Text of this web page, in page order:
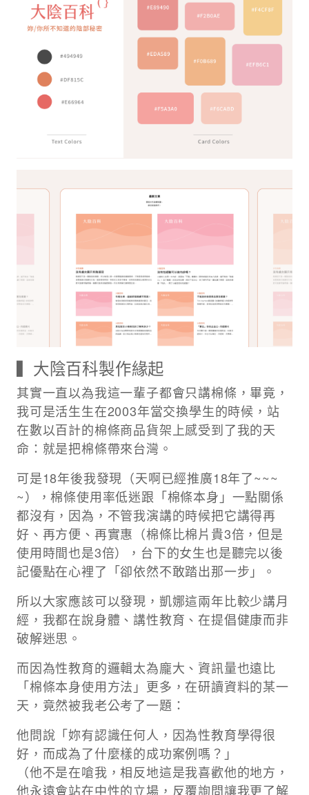
▍大陰百科製作緣起
其實一直以為我這一輩子都會只講棉條，畢竟，
我可是活生生在2003年當交換學生的時候，站
在數以百計的棉條商品貨架上感受到了我的天
命：就是把棉條帶來台灣。​​
可是18年後我發現（天啊已經推廣18年了~~~
~），棉條使用率低迷跟「棉條本身」一點關係
都沒有，因為，不管我演講的時候把它講得再
好、再方便、再實惠（棉條比棉片貴3倍，但是
使用時間也是3倍），台下的女生也是聽完以後
記優點在心裡了「卻依然不敢踏出那一步」。
​​所以大家應該可以發現，凱娜這兩年比較少講月
經，我都在說身體、講性教育、在提倡健康而非
破解迷思。
​​而因為性教育的邏輯太為龐大、資訊量也遠比
「棉條本身使用方法」更多，在研讀資料的某一
天，竟然被我老公考了一題：​​
他問說「妳有認識任何人，因為性教育學得很
好，而成為了什麼樣的成功案例嗎？」​
（他不是在嗆我，相反地這是我喜歡他的地方，
他永遠會站在中性的立場，反覆詢問讓我更了解